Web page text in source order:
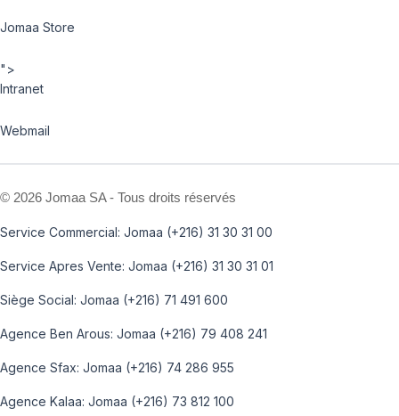
Jomaa Store
">
Intranet
Webmail
© 2026 Jomaa SA - Tous droits réservés
Service Commercial: Jomaa (+216) 31 30 31 00
Service Apres Vente: Jomaa (+216) 31 30 31 01
Siège Social: Jomaa (+216) 71 491 600
Agence Ben Arous: Jomaa (+216) 79 408 241
Agence Sfax: Jomaa (+216) 74 286 955
Agence Kalaa: Jomaa (+216) 73 812 100